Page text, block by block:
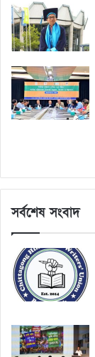
সর্বশেষ সংবাদ